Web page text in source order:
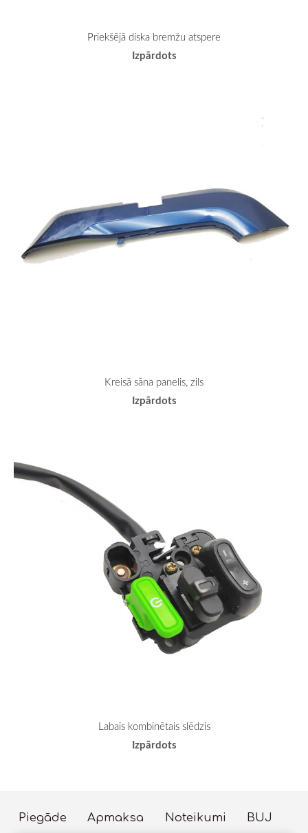
Priekšējā diska bremžu atspere
Izpārdots
Kreisā sāna panelis, zils
Izpārdots
Labais kombinētais slēdzis
Izpārdots
Piegāde Apmaksa Noteikumi BUJ